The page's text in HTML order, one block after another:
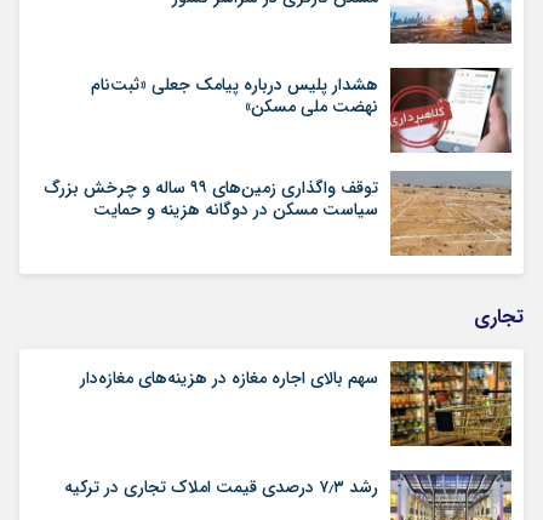
هشدار پلیس درباره پیامک جعلی «ثبت‌نام
نهضت ملی مسکن»
توقف واگذاری زمین‌های ۹۹ ساله و چرخش بزرگ
سیاست مسکن در دوگانه هزینه و حمایت
تجاری
سهم بالای اجاره‌‌ مغازه در هزینه‌‌های مغازه‌‌دار
رشد ۷٫۳ درصدی قیمت‌ املاک تجاری در ترکیه